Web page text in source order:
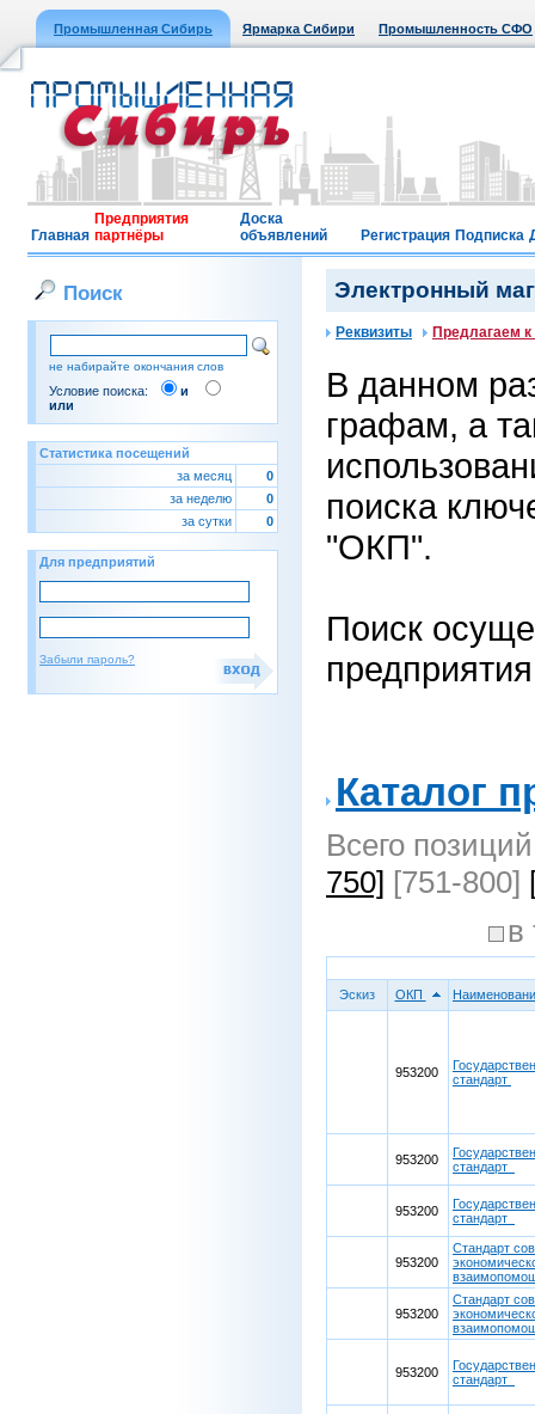
Промышленная Сибирь Ярмарка Сибири Промышленность СФО
Главная
Предприятия
партнёры
Доска
объявлений
Регистрация Подписка
Поиск
не набирайте окончания слов
Условие поиска:
и
или
Статистика посещений
за месяц
0
за неделю
0
за сутки
0
Для предприятий
Забыли пароль?
Электронный
Реквизиты Предлагаем
В данном
графам, а
поиска
"ОКП".
Поиск
Каталог
Всего
750] [751-800]
Эскиз ОКП
953200
стандарт
953200
стандарт
953200
стандарт
953200
Стандарт
953200
Стандарт
953200
стандарт